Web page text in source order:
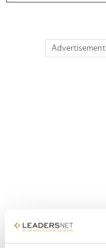
Advertisement